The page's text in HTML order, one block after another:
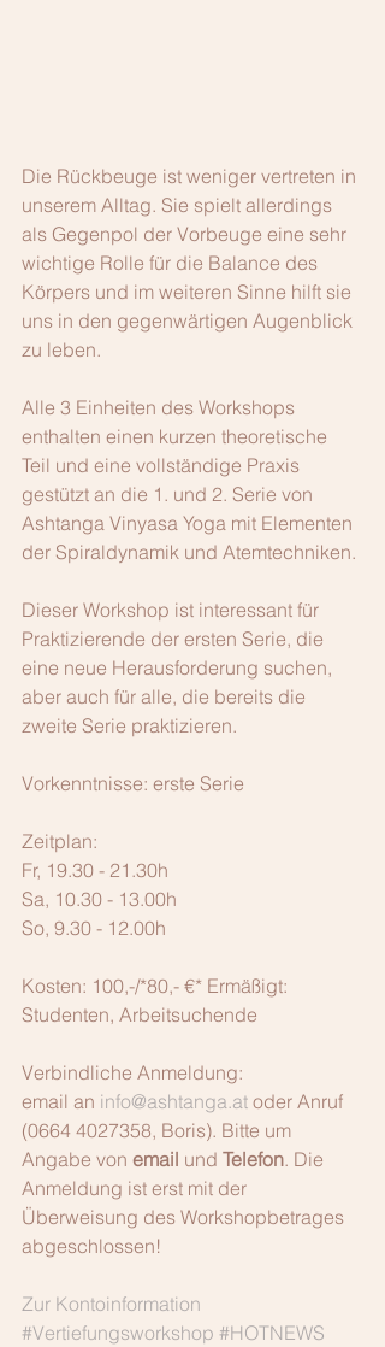
Die Rückbeuge ist weniger vertreten in
unserem Alltag. Sie spielt allerdings
als Gegenpol der Vorbeuge eine sehr
wichtige Rolle für die Balance des
Körpers und im weiteren Sinne hilft sie
uns in den gegenwärtigen Augenblick
zu leben.
Alle 3 Einheiten des Workshops
enthalten einen kurzen theoretische
Teil und eine vollständige Praxis
gestützt an die 1. und 2. Serie von
Ashtanga Vinyasa Yoga mit Elementen
der Spiraldynamik und Atemtechniken.
Dieser Workshop ist interessant für
Praktizierende der ersten Serie, die
eine neue Herausforderung suchen,
aber auch für alle, die bereits die
zweite Serie praktizieren.
Vorkenntnisse: erste Serie
Zeitplan:
Fr, 19.30 - 21.30h
Sa, 10.30 - 13.00h
So, 9.30 - 12.00h
Kosten: 100,-/*80,- €* Ermäßigt:
Studenten, Arbeitsuchende
Verbindliche Anmeldung:
email an info@ashtanga.at oder Anruf
(0664 4027358, Boris). Bitte um
Angabe von email und Telefon. Die
Anmeldung ist erst mit der
Überweisung des Workshopbetrages
abgeschlossen!
Zur Kontoinformation
#Vertiefungsworkshop #HOTNEWS